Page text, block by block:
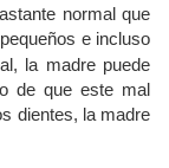
normal que
e incluso
la madre puede
de que este mal
dientes, la madre